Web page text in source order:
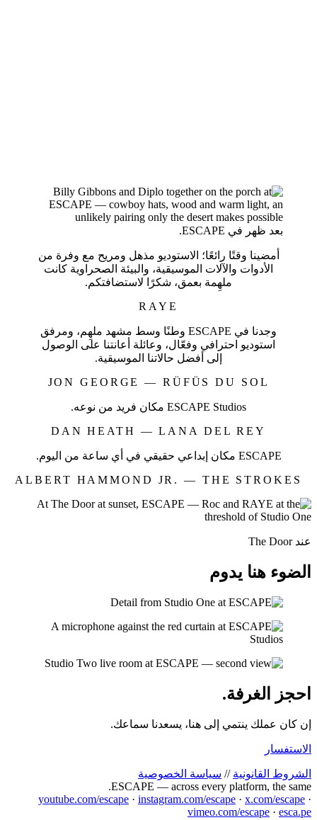
بعد ظهر في ESCAPE.
أمضينا وقتًا رائعًا؛ الاستوديو مذهل ومريح مع وفرة من
الأدوات والآلات الموسيقية، والبيئة الصحراوية كانت
ملهِمة بعمق، شكرًا لاستضافتكم.
RAYE
وجدنا في ESCAPE وطنًا وسط مشهد ملهِم، ومرفق
استوديو احترافي وفعّال، وعائلة أعانتنا على الوصول
إلى أفضل حالاتنا الموسيقية.
JON GEORGE — RÜFÜS DU SOL
ESCAPE Studios مكان فريد من نوعه.
DAN HEATH — LANA DEL REY
ESCAPE مكان إبداعي حقيقي في أي ساعة من اليوم.
ALBERT HAMMOND JR. — THE STROKES
عند The Door
الضوء هنا يدوم
احجز الغرفة.
إن كان عملك ينتمي إلى هنا، يسعدنا سماعك.
الاستفسار
الشروط القانونية // سياسة الخصوصية
ESCAPE — across every platform, the same.
youtube.com/escape · instagram.com/escape · x.com/escape ·
vimeo.com/escape · esca.pe